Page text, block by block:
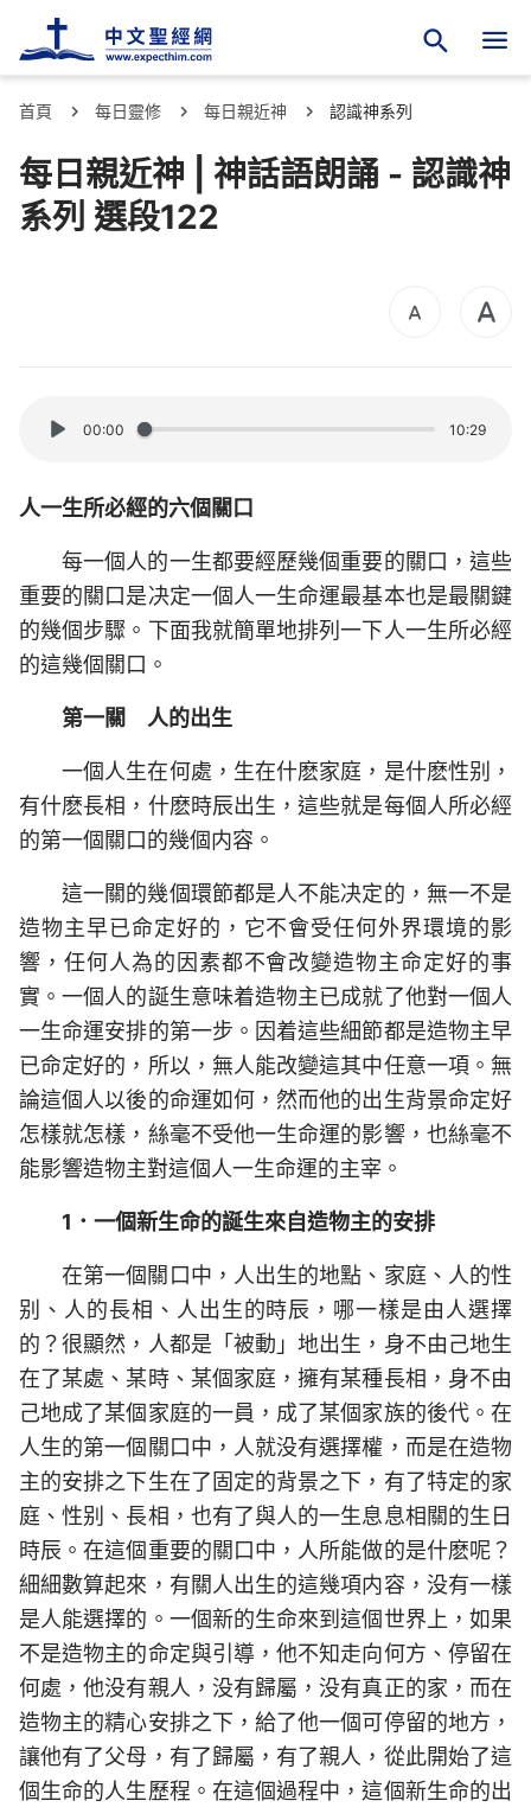
首頁 每日靈修 每日親近神 認識神系列
每日親近神 | 神話語朗誦 - 認識神
系列 選段122
00:00 10:29
人一生所必經的六個關口
每一個人的一生都要經歷幾個重要的關口，這些
重要的關口是决定一個人一生命運最基本也是最關鍵
的幾個步驟。下面我就簡單地排列一下人一生所必經
的這幾個關口。
第一關 人的出生
一個人生在何處，生在什麽家庭，是什麽性别，
有什麽長相，什麽時辰出生，這些就是每個人所必經
的第一個關口的幾個内容。
這一關的幾個環節都是人不能决定的，無一不是
造物主早已命定好的，它不會受任何外界環境的影
響，任何人為的因素都不會改變造物主命定好的事
實。一個人的誕生意味着造物主已成就了他對一個人
一生命運安排的第一步。因着這些細節都是造物主早
已命定好的，所以，無人能改變這其中任意一項。無
論這個人以後的命運如何，然而他的出生背景命定好
怎樣就怎樣，絲毫不受他一生命運的影響，也絲毫不
能影響造物主對這個人一生命運的主宰。
1．一個新生命的誕生來自造物主的安排
在第一個關口中，人出生的地點、家庭、人的性
别、人的長相、人出生的時辰，哪一樣是由人選擇
的？很顯然，人都是「被動」地出生，身不由己地生
在了某處、某時、某個家庭，擁有某種長相，身不由
己地成了某個家庭的一員，成了某個家族的後代。在
人生的第一個關口中，人就没有選擇權，而是在造物
主的安排之下生在了固定的背景之下，有了特定的家
庭、性别、長相，也有了與人的一生息息相關的生日
時辰。在這個重要的關口中，人所能做的是什麽呢？
細細數算起來，有關人出生的這幾項内容，没有一樣
是人能選擇的。一個新的生命來到這個世界上，如果
不是造物主的命定與引導，他不知走向何方、停留在
何處，他没有親人，没有歸屬，没有真正的家，而在
造物主的精心安排之下，給了他一個可停留的地方，
讓他有了父母，有了歸屬，有了親人，從此開始了這
個生命的人生歷程。在這個過程中，這個新生命的出